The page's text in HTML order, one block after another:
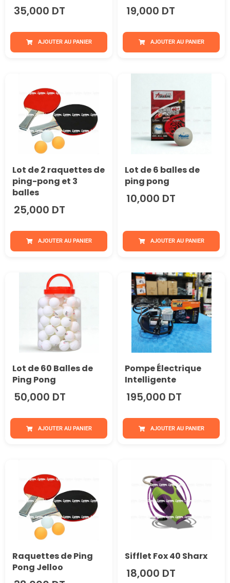
35,000 DT
AJOUTER AU PANIER
19,000 DT
AJOUTER AU PANIER
Lot de 2 raquettes de
ping-pong et 3
balles
25,000 DT
AJOUTER AU PANIER
Lot de 6 balles de
ping pong
10,000 DT
AJOUTER AU PANIER
Lot de 60 Balles de
Ping Pong
50,000 DT
AJOUTER AU PANIER
Pompe Électrique
Intelligente
195,000 DT
AJOUTER AU PANIER
Raquettes de Ping
Pong Jelloo
Sifflet Fox 40 Sharx
18,000 DT